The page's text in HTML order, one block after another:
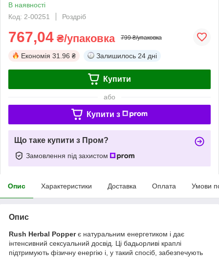
В наявності
Код: 2-00251
Роздріб
767,04 ₴/упаковка 799 ₴/упаковка
Економія 31.96 ₴ Залишилось 24 дні
Купити
або
Купити з
Що таке купити з Пром?
Замовлення під захистом
Опис Характеристики Доставка Оплата Умови
Опис
Rush Herbal Popperє натуральним енергетиком і дає
інтенсивний сексуальний досвід. Ці бадьорливі краплі
підтримують фізичну енергію і, у такий спосіб, забезпечують